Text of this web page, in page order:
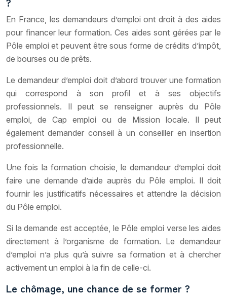
En France, les demandeurs d’emploi ont droit à des aides
pour financer leur formation. Ces aides sont gérées par le
Pôle emploi et peuvent être sous forme de crédits d’impôt,
de bourses ou de prêts.
Le demandeur d’emploi doit d’abord trouver une formation
qui correspond à son profil et à ses objectifs
professionnels. Il peut se renseigner auprès du Pôle
emploi, de Cap emploi ou de Mission locale. Il peut
également demander conseil à un conseiller en insertion
professionnelle.
Une fois la formation choisie, le demandeur d’emploi doit
faire une demande d’aide auprès du Pôle emploi. Il doit
fournir les justificatifs nécessaires et attendre la décision
du Pôle emploi.
Si la demande est acceptée, le Pôle emploi verse les aides
directement à l’organisme de formation. Le demandeur
d’emploi n’a plus qu’à suivre sa formation et à chercher
activement un emploi à la fin de celle-ci.
Le chômage, une chance de se former ?